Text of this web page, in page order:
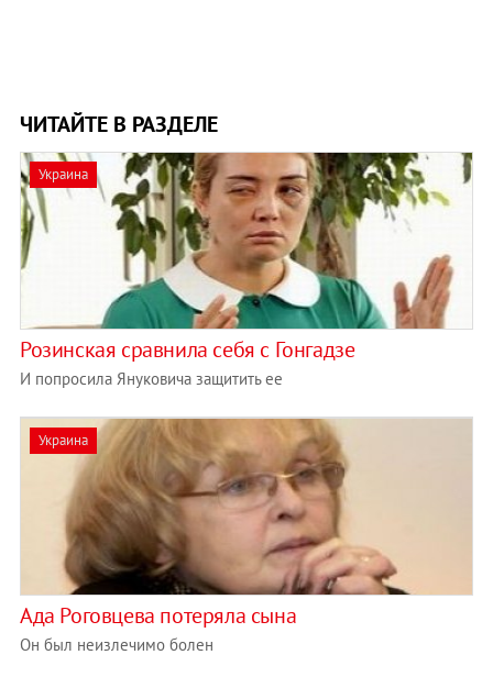
ЧИТАЙТЕ В РАЗДЕЛЕ
Украина
Розинская сравнила себя с Гонгадзе
И попросила Януковича защитить ее
Украина
Ада Роговцева потеряла сына
Он был неизлечимо болен